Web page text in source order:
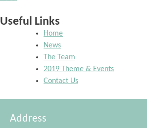
Useful Links
Home
News
The Team
2019 Theme & Events
Contact Us
Address